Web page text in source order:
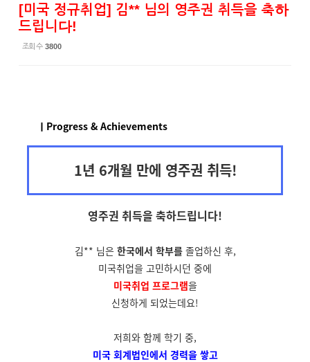
[미국 정규취업] 김** 님의 영주권 취득을 축하
드립니다!
조회 수 3800
ㅣProgress & Achievements
1년 6개월 만에 영주권 취득!
영주권 취득을 축하드립니다!
김** 님은 한국에서 학부를졸업하신 후,
미국취업을 고민하시던 중에
미국취업 프로그램을
신청하게 되었는데요!
저희와 함께 학기 중,
미국 회계법인에서 경력을 쌓고